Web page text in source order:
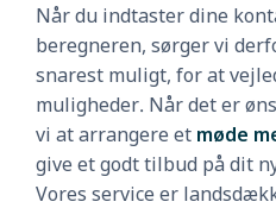
Når du indtaster dine
beregneren, sørger vi
snarest muligt, for at
muligheder. Når det er
vi at arrangere et møde
give et godt tilbud på dit
Vores service er